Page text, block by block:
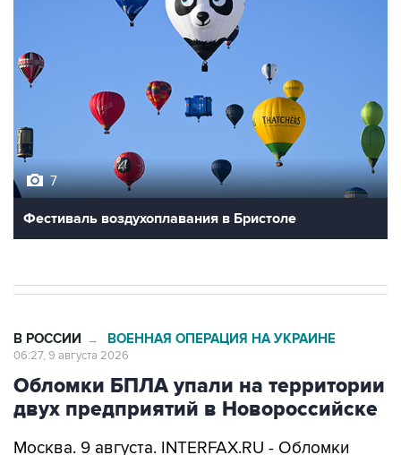
7
Фестиваль воздухоплавания в Бристоле
В РОССИИ → ВОЕННАЯ ОПЕРАЦИЯ НА УКРАИНЕ
06:27, 9 августа 2026
Обломки БПЛА упали на территории
двух предприятий в Новороссийске
Москва. 9 августа. INTERFAX.RU - Обломки